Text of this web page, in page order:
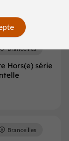
Hors(e) série
Branceilles
Branceilles